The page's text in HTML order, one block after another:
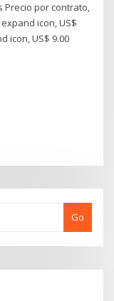
Precio por contrato,
icon, US$
icon, US$ 9.00
Go